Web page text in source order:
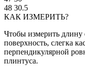
48 30.5
КАК ИЗМЕРИТЬ?
Чтобы измерить длину
поверхность, слегка
перпендикулярной
плинтуса.